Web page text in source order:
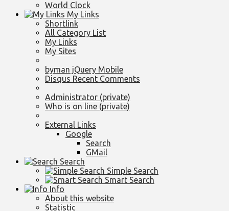
World Clock
My Links
Shortlink
All Category List
My Links
My Sites
byman jQuery Mobile
Disqus Recent Comments
Administrator (private)
Who is on line (private)
External Links
Google
Search
GMail
Search
Simple Search
Smart Search
Info
About this website
Statistic